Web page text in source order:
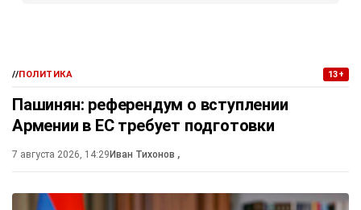
//ПОЛИТИКА 13+
Пашинян: референдум о вступлении
Армении в ЕС требует подготовки
7 августа 2026, 14:29 Иван Тихонов ,